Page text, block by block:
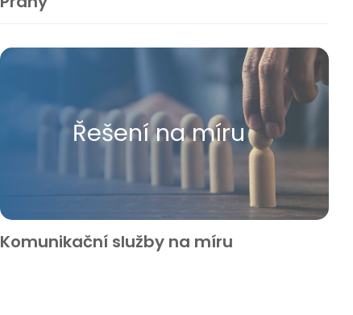
Řešení na míru
Komunikační služby na míru